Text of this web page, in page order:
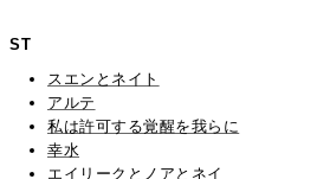
ST
スエンとネイト
アルテ
私は許可する覚醒を我らに
幸水
エイリークとノアとネイ